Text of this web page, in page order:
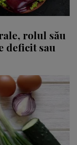
rolul său
deficit sau